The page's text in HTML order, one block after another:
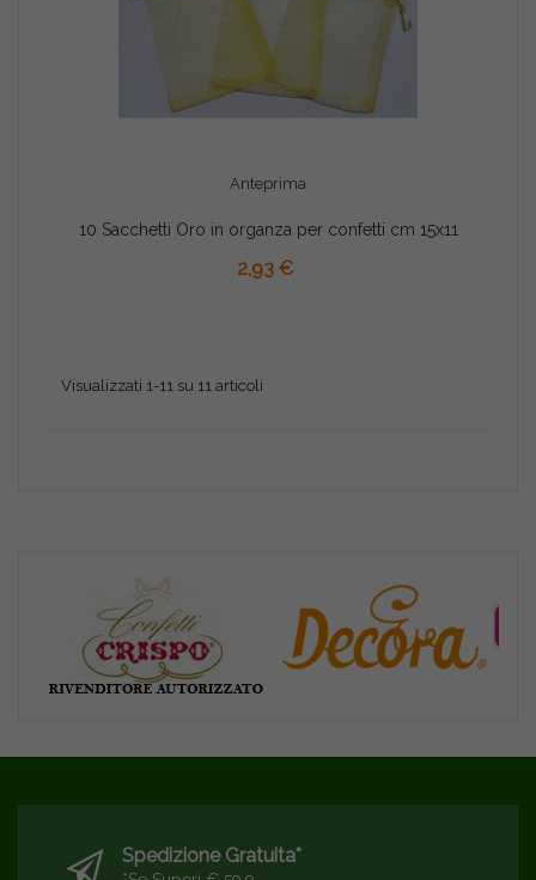
Anteprima
10 Sacchetti Oro in organza per confetti cm 15x11
2,93 €
Visualizzati 1-11 su 11 articoli
Spedizione Gratuita*